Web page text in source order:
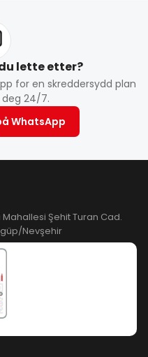
lette etter?
for en skreddersydd plan
24/7.
WhatsApp
Şehit Turan Cad.
Nevşehir